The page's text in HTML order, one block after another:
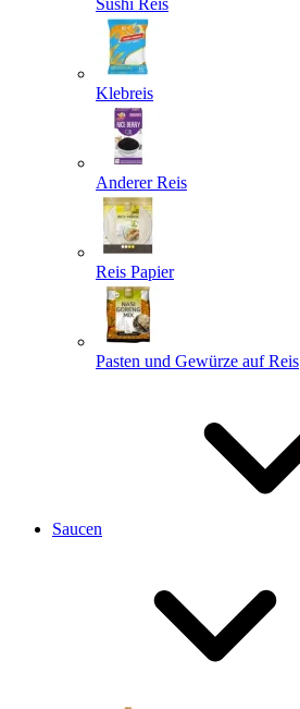
Sushi Reis
Klebreis
Anderer Reis
Reis Papier
Pasten und Gewürze auf Reis
Saucen